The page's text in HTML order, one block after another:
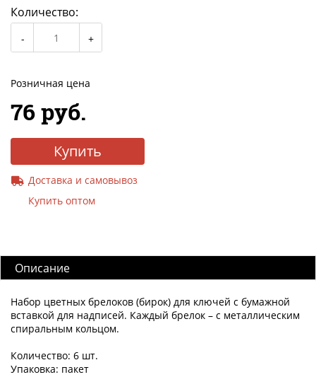
Количество:
Розничная цена
76 руб.
Купить
Доставка и самовывоз
Купить оптом
Описание
Набор цветных брелоков (бирок) для ключей с бумажной
вставкой для надписей. Каждый брелок – с металлическим
спиральным кольцом.
Количество: 6 шт.
Упаковка: пакет